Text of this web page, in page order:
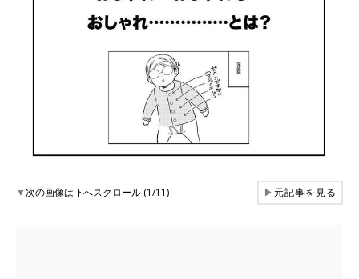
▼次の画像は下へスクロール (1/11) ▶元記事を見る